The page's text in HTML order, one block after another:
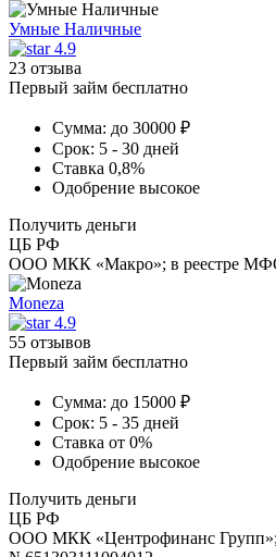
Умные Наличные
4.9
23 отзыва
Первый займ бесплатно
Сумма: до 30000 ₽
Срок: 5 - 30 дней
Ставка 0,8%
Одобрение высокое
Получить деньги
ЦБ РФ
ООО МКК «Макро»; в реестре
Moneza
4.9
55 отзывов
Первый займ бесплатно
Сумма: до 15000 ₽
Срок: 5 - 35 дней
Ставка от 0%
Одобрение высокое
Получить деньги
ЦБ РФ
ООО МКК «Центрофинанс